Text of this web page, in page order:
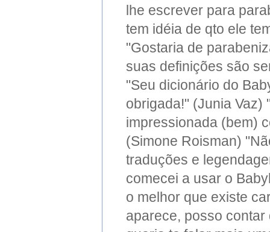
lhe escrever para
tem idéia de qto ele
"Gostaria de
suas definições são
"Seu dicionário do
obrigada!" (Junia Vaz)
impressionada (bem)
(Simone Roisman)
traduções e
comecei a usar o
o melhor que existe
aparece, posso